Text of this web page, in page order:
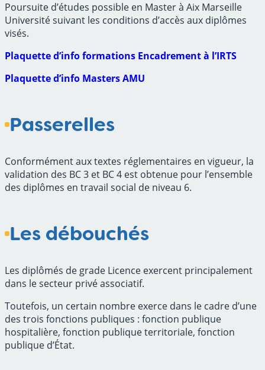
Poursuite d’études possible en Master à Aix Marseille
Université suivant les conditions d’accès aux diplômes
visés.
Plaquette d’info formations Encadrement à l’IRTS
Plaquette d’info Masters AMU
Passerelles
Conformément aux textes réglementaires en vigueur, la
validation des BC 3 et BC 4 est obtenue pour l’ensemble
des diplômes en travail social de niveau 6.
Les débouchés
Les diplômés de grade Licence exercent principalement
dans le secteur privé associatif.
Toutefois, un certain nombre exerce dans le cadre d’une
des trois fonctions publiques : fonction publique
hospitalière, fonction publique territoriale, fonction
publique d’État.